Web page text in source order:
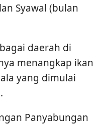
Syawal (bulan
daerah di
menangkap ikan
yang dimulai
Panyabungan